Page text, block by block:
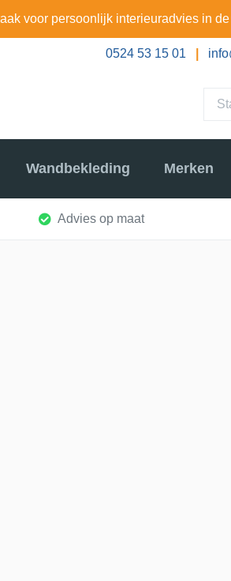
voor persoonlijk interieuradvies in
0524 53 15 01
Wandbekleding Merken
Advies op maat